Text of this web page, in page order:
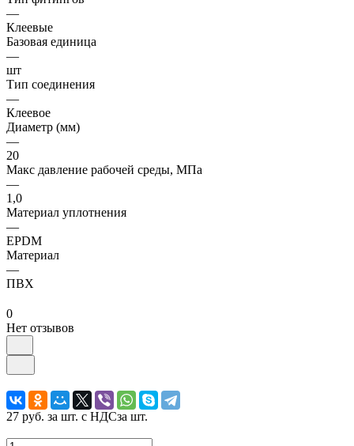
—
Клеевые
Базовая единица
—
шт
Тип соединения
—
Клеевое
Диаметр (мм)
—
20
Макс давление рабочей среды, МПа
—
1,0
Материал уплотнения
—
EPDM
Материал
—
ПВХ
0
Нет отзывов
27 руб. за шт. с НДСза шт.